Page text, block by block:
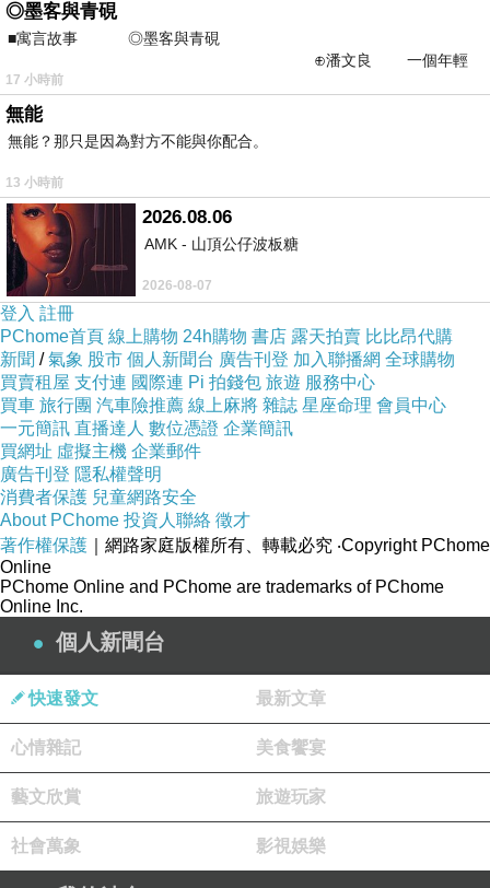
◎墨客與青硯
■寓言故事 ◎墨客與青硯
⊕潘文良 一個年輕
的墨客，在京城的古玩肆裡
17 小時前
無能
無能？那只是因為對方不能與你配合。
13 小時前
2026.08.06
AMK - 山頂公仔波板糖
2026-08-07
登入 註冊
PChome首頁 線上購物 24h購物 書店 露天拍賣 比比昂代購
新聞 /氣象 股市 個人新聞台 廣告刊登 加入聯播網 全球購物
買賣租屋 支付連 國際連 Pi 拍錢包 旅遊 服務中心
買車 旅行團 汽車險推薦 線上麻將 雜誌 星座命理 會員中心
一元簡訊 直播達人 數位憑證 企業簡訊
買網址 虛擬主機 企業郵件
廣告刊登 隱私權聲明
消費者保護 兒童網路安全
About PChome 投資人聯絡 徵才
著作權保護 ｜網路家庭版權所有、轉載必究 ‧Copyright PChome
Online
PChome Online and PChome are trademarks of PChome
Online Inc.
個人新聞台
快速發文 最新文章
心情雜記 美食饗宴
藝文欣賞 旅遊玩家
社會萬象 影視娛樂